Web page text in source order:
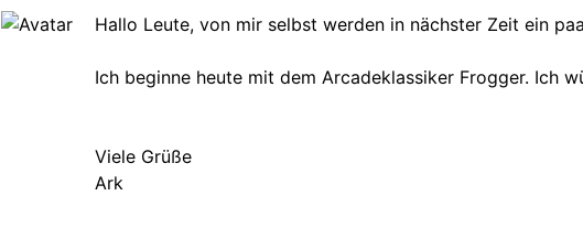
Hallo Leute, von mir selbst werden in nächster Zeit ein
Ich beginne heute mit dem Arcadeklassiker Frogger. Ich
Viele Grüße
Ark